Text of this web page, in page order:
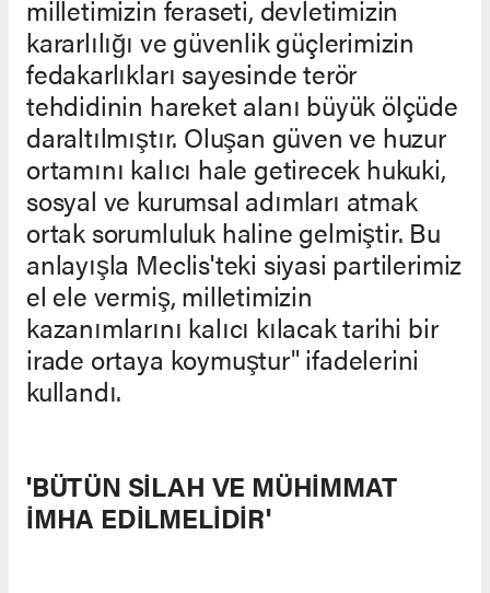
milletimizin feraseti, devletimizin
kararlılığı ve güvenlik güçlerimizin
fedakarlıkları sayesinde terör
tehdidinin hareket alanı büyük ölçüde
daraltılmıştır. Oluşan güven ve huzur
ortamını kalıcı hale getirecek hukuki,
sosyal ve kurumsal adımları atmak
ortak sorumluluk haline gelmiştir. Bu
anlayışla Meclis'teki siyasi partilerimiz
el ele vermiş, milletimizin
kazanımlarını kalıcı kılacak tarihi bir
irade ortaya koymuştur" ifadelerini
kullandı.
'BÜTÜN SİLAH VE MÜHİMMAT
İMHA EDİLMELİDİR'